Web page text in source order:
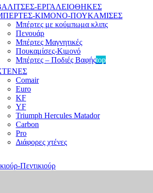
ΕΡΓΑΛΕΙΟΘΗΚΕΣ
ΚΙΜΟΝΟ-ΠΟΥΚΑΜΙΣΕΣ
Μπέρτες με κούμπωμα κλιπς
Πενουάρ
Μπέρτες Μαγνητικές
Πουκαμίσες-Κιμονό
Μπέρτες – Ποδιές Βαφήςtop
Comair
Euro
KF
YF
Triumph Hercules Matador
Carbon
Pro
Διάφορες χτένες
Πεντικιούρ